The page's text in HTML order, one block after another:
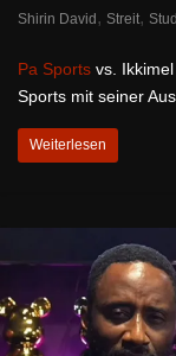
Shirin David , Streit,
Pa Sports vs.
Sports mit seiner
Weiterlesen